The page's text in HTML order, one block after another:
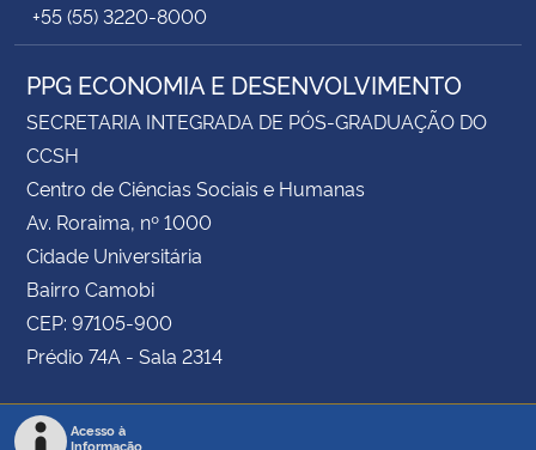
+55 (55) 3220-8000
PPG ECONOMIA E DESENVOLVIMENTO
SECRETARIA INTEGRADA DE PÓS-GRADUAÇÃO DO
CCSH
Centro de Ciências Sociais e Humanas
Av. Roraima, nº 1000
Cidade Universitária
Bairro Camobi
CEP: 97105-900
Prédio 74A - Sala 2314
Acesso à
Informação